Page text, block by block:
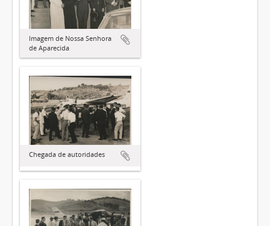
Imagem de Nossa Senhora
de Aparecida
Chegada de autoridades